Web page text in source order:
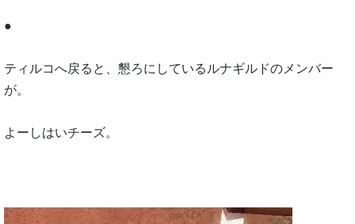
●
ティルコへ戻ると、懇ろにしているルナギルドのメンバー
が。
よーしはいチーズ。